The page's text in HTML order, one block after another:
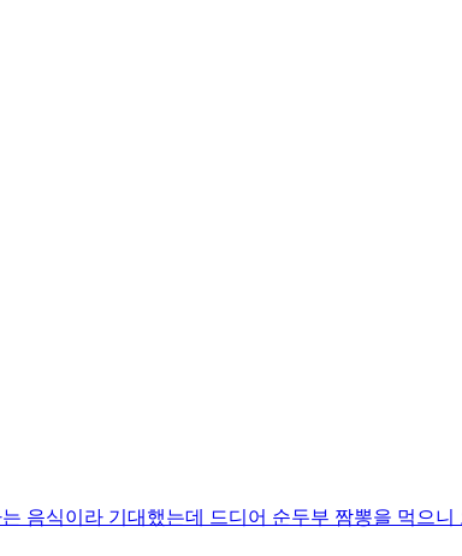
음식이라 기대했는데 드디어 순두부 짬뽕을 먹으